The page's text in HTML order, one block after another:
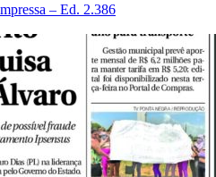
– Ed. 2.386